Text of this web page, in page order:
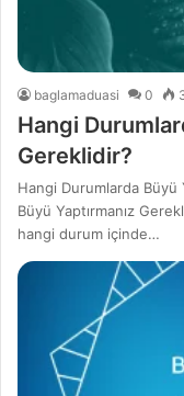
baglamaduasi 0
Hangi
Gereklidir?
Hangi Durumlarda Büyü
Büyü Yaptırmanız
hangi durum içinde…